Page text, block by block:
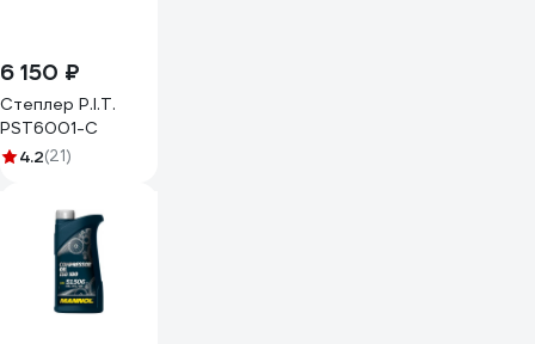
6 150 ₽
Степлер P.I.T.
PST6001-C
4.2(21)